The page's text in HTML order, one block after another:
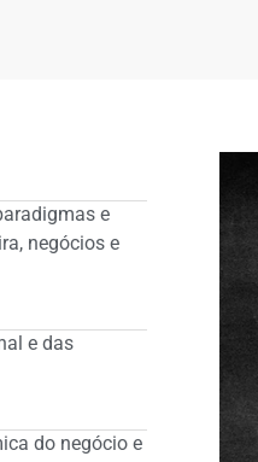
e
negócios e
e das
do negócio e